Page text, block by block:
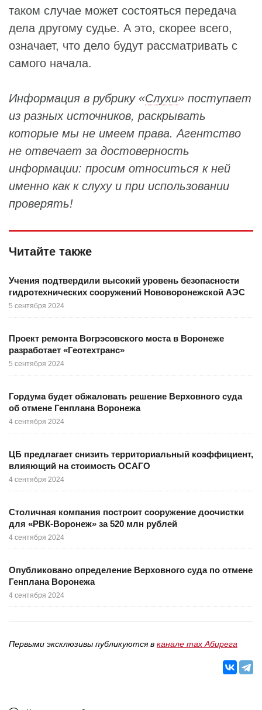
таком случае может состояться передача
дела другому судье. А это, скорее всего,
означает, что дело будут рассматривать с
самого начала.
Информация в рубрику «Слухи» поступает
из разных источников, раскрывать
которые мы не имеем права. Агентство
не отвечает за достоверность
информации: просим относиться к ней
именно как к слуху и при использовании
проверять!
Читайте также
Учения подтвердили высокий уровень безопасности
гидротехнических сооружений Нововоронежской АЭС
5 сентября 2024
Проект ремонта Вогрэсовского моста в Воронеже
разработает «Геотехтранс»
5 сентября 2024
Гордума будет обжаловать решение Верховного суда
об отмене Генплана Воронежа
4 сентября 2024
ЦБ предлагает снизить территориальный коэффициент,
влияющий на стоимость ОСАГО
4 сентября 2024
Столичная компания построит сооружение доочистки
для «РВК-Воронеж» за 520 млн рублей
4 сентября 2024
Опубликовано определение Верховного суда по отмене
Генплана Воронежа
4 сентября 2024
Первыми эксклюзивы публикуются в канале max Абирега